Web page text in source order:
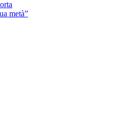
metà”